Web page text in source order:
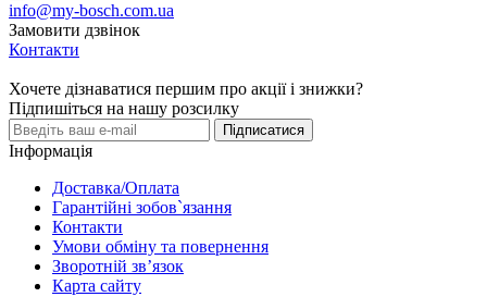
info@my-bosch.com.ua
Замовити дзвінок
Контакти
Хочете дізнаватися першим про акції і знижки?
Підпишіться на нашу розсилку
Підписатися
Інформація
Доставка/Оплата
Гарантійні зобов`язання
Контакти
Умови обміну та повернення
Зворотній зв’язок
Карта сайту